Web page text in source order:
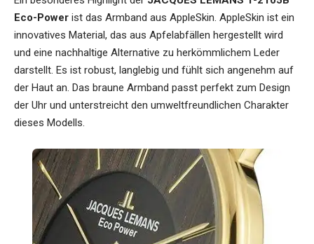
Eco-Power ist das Armband aus AppleSkin. AppleSkin ist ein
innovatives Material, das aus Apfelabfällen hergestellt wird
und eine nachhaltige Alternative zu herkömmlichem Leder
darstellt. Es ist robust, langlebig und fühlt sich angenehm auf
der Haut an. Das braune Armband passt perfekt zum Design
der Uhr und unterstreicht den umweltfreundlichen Charakter
dieses Modells.